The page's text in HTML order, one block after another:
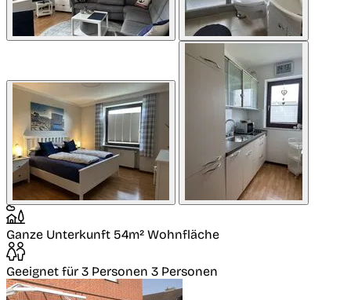
Ganze Unterkunft 54m² Wohnfläche
Geeignet für 3 Personen 3 Personen